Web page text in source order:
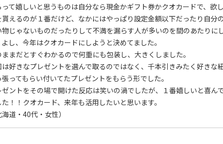
って嬉しいと思うものは自分なら現金かギフト券かクオカードで、欲
貰えるのが１番だけど、なかにはやっぱり設定金額以下だったり自分
物じゃないものだったりして不満を漏らす人が多いのを間のあたりに
し、今年はクオカードにしようと決めてました。
まだとすぐわかるので何重にも包装し、大きくしました。
は好きなプレゼントを選んで取るのではなく、千本引きみたく好きな
ってもらい付いてたプレゼントをもらう形でした。
ゼントをその場で開けた反応は笑いの渦でしたが、１番嬉しいと喜ん
！！クオカード、来年も活用したいと思います。
道・40代・女性）